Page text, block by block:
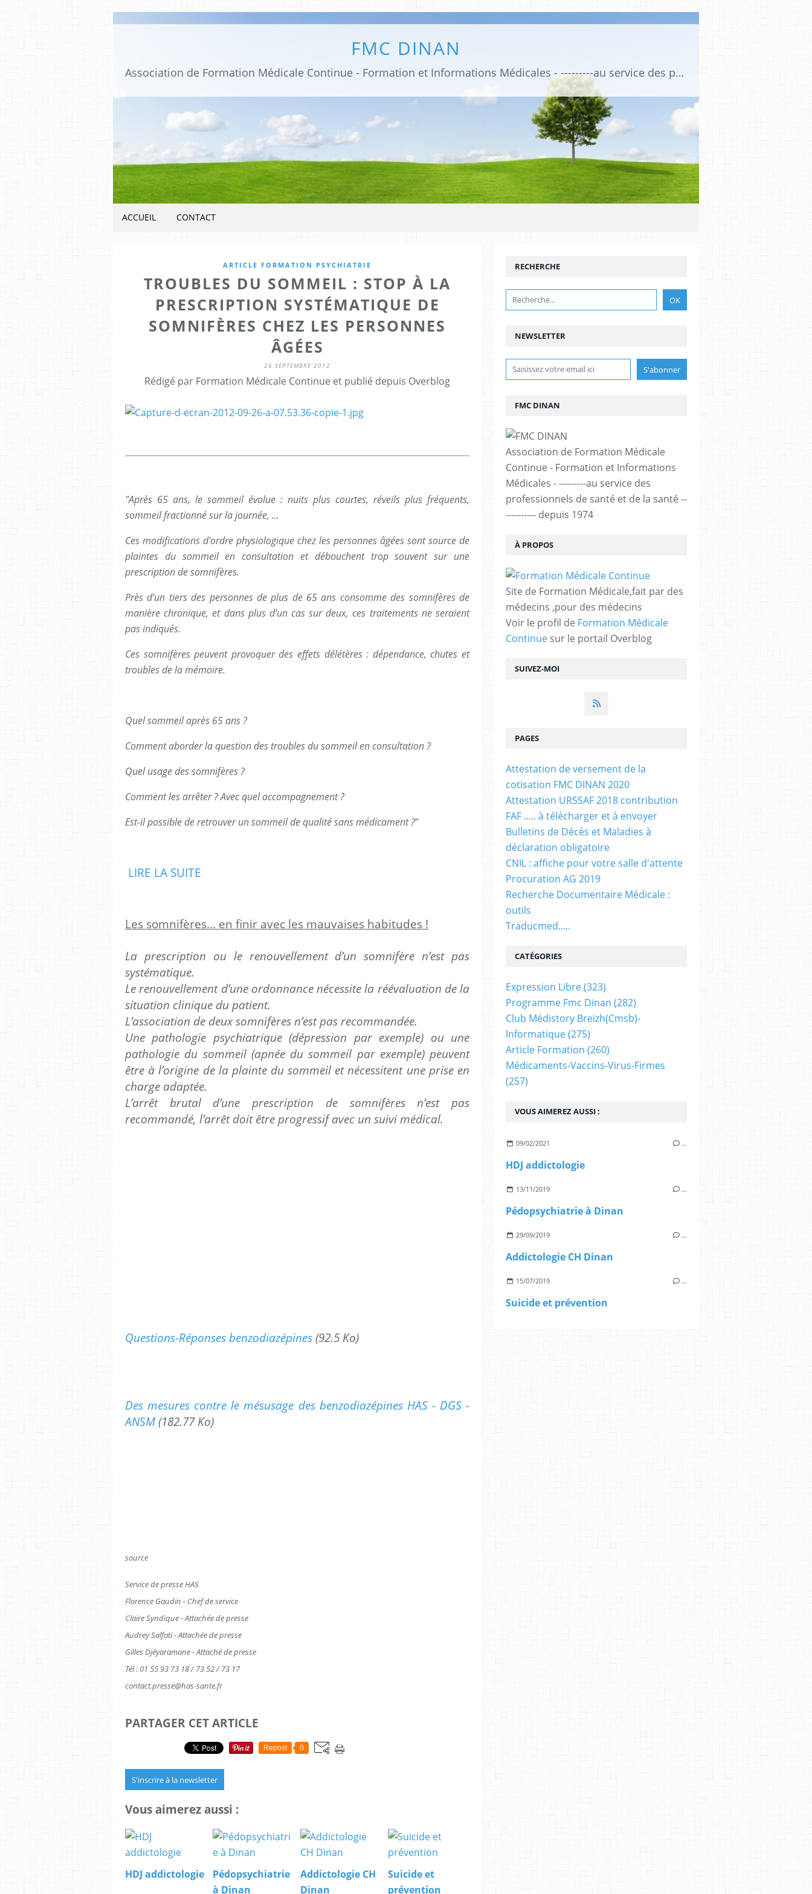
FMC DINAN
Association de Formation Médicale Continue - Formation et Informations Médicales - ---------au service des professionnels de santé et de la santé ------------ depuis 1974
ACCUEIL CONTACT
ARTICLE FORMATION PSYCHIATRIE
TROUBLES DU SOMMEIL : STOP À LA
PRESCRIPTION SYSTÉMATIQUE DE
SOMNIFÈRES CHEZ LES PERSONNES
ÂGÉES
26 SEPTEMBRE 2012
Rédigé par Formation Médicale Continue et publié depuis Overblog
"Après 65 ans, le sommeil évolue : nuits plus courtes, réveils plus fréquents,
sommeil fractionné sur la journée, ...
Ces modifications d'ordre physiologique chez les personnes âgées sont source de
plaintes du sommeil en consultation et débouchent trop souvent sur une
prescription de somnifères.
Près d’un tiers des personnes de plus de 65 ans consomme des somnifères de
manière chronique, et dans plus d’un cas sur deux, ces traitements ne seraient
pas indiqués.
Ces somnifères peuvent provoquer des effets délétères : dépendance, chutes et
troubles de la mémoire.
Quel sommeil après 65 ans ?
Comment aborder la question des troubles du sommeil en consultation ?
Quel usage des somnifères ?
Comment les arrêter ? Avec quel accompagnement ?
Est-il possible de retrouver un sommeil de qualité sans médicament ?"
LIRE LA SUITE
Les somnifères… en finir avec les mauvaises habitudes !
La prescription ou le renouvellement d’un somnifère n’est pas
systématique.
Le renouvellement d’une ordonnance nécessite la réévaluation de la
situation clinique du patient.
L’association de deux somnifères n’est pas recommandée.
Une pathologie psychiatrique (dépression par exemple) ou une
pathologie du sommeil (apnée du sommeil par exemple) peuvent
être à l’origine de la plainte du sommeil et nécessitent une prise en
charge adaptée.
L’arrêt brutal d’une prescription de somnifères n’est pas
recommandé, l’arrêt doit être progressif avec un suivi médical.
Questions-Réponses benzodiazépines (92.5 Ko)
Des mesures contre le mésusage des benzodiazépines HAS - DGS -
ANSM (182.77 Ko)
source
Service de presse HAS
Florence Gaudin - Chef de service
Claire Syndique - Attachée de presse
Audrey Salfati - Attachée de presse
Gilles Djéyaramane - Attaché de presse
Tél : 01 55 93 73 18 / 73 52 / 73 17
contact.presse@has-sante.fr
PARTAGER CET ARTICLE
Repost 0
S'inscrire à la newsletter
Vous aimerez aussi :
HDJ addictologie
Pédopsychiatrie
à Dinan
Addictologie CH
Dinan
Suicide et
prévention
NEWSLETTER
SUIVEZ-MOI
RECHERCHE
FMC DINAN
Association de Formation Médicale
Continue - Formation et Informations
Médicales - ---------au service des
professionnels de santé et de la santé --
---------- depuis 1974
À PROPOS
Site de Formation Médicale,fait par des
médecins ,pour des médecins
Voir le profil de Formation Médicale
Continue sur le portail Overblog
VOUS AIMEREZ AUSSI :
09/02/2021 …
HDJ addictologie
13/11/2019 …
Pédopsychiatrie à Dinan
29/09/2019 …
Addictologie CH Dinan
15/07/2019 …
Suicide et prévention
PAGES
Attestation de versement de la
cotisation FMC DINAN 2020
Attestation URSSAF 2018 contribution
FAF ..... à télécharger et à envoyer
Bulletins de Décès et Maladies à
déclaration obligatoire
CNIL : affiche pour votre salle d'attente
Procuration AG 2019
Recherche Documentaire Médicale :
outils
Traducmed.....
CATÉGORIES
Expression Libre(323)
Programme Fmc Dinan (282)
Club Médistory Breizh(cmsb)-
Informatique(275)
Article Formation (260)
Médicaments-Vaccins-Virus-Firmes
(257)